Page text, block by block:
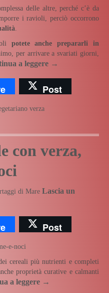
delle altre, perché c’è da
i ravioli, perciò occorrono
potete anche prepararli in
per arrivare a svariati giorni,
a leggere →
Post
verza
con verza,
di Mare Lascia un
Post
cereali più nutrienti e completi
proprietà curative e calmanti
a leggere →